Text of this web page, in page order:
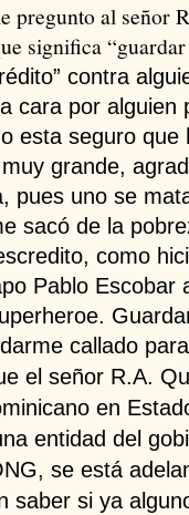
pregunto al señor
significa
contra
cara por alguien
esta seguro que
grande,
pues uno se
sacó de la
como
Pablo Escobar
callado
el señor R.A.
en
entidad del
se está
saber si ya